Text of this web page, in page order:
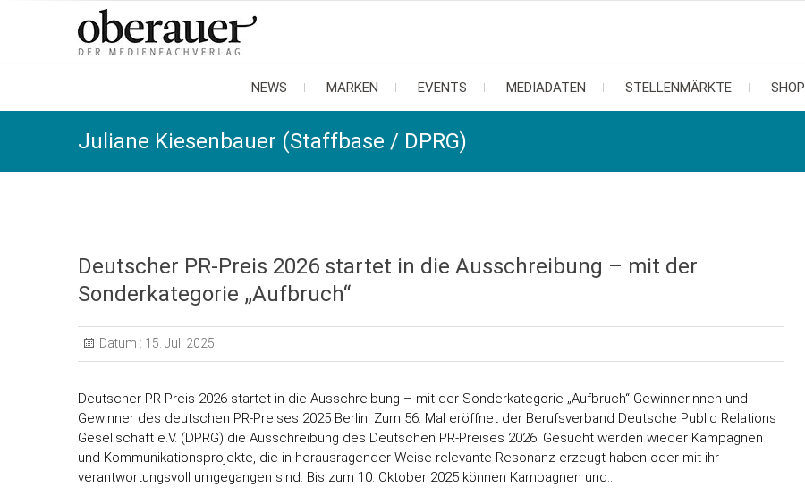
oberauer
der medienfachverlag
NEWS MARKEN EVENTS MEDIADATEN STELLENMÄRKTE SHOP
Juliane Kiesenbauer (Staffbase / DPRG)
Deutscher PR-Preis 2026 startet in die Ausschreibung – mit der
Sonderkategorie „Aufbruch“
Datum : 15. Juli 2025
Deutscher PR-Preis 2026 startet in die Ausschreibung – mit der Sonderkategorie „Aufbruch“ Gewinnerinnen und
Gewinner des deutschen PR-Preises 2025 Berlin. Zum 56. Mal eröffnet der Berufsverband Deutsche Public Relations
Gesellschaft e.V. (DPRG) die Ausschreibung des Deutschen PR-Preises 2026. Gesucht werden wieder Kampagnen
und Kommunikationsprojekte, die in herausragender Weise relevante Resonanz erzeugt haben oder mit ihr
verantwortungsvoll umgegangen sind. Bis zum 10. Oktober 2025 können Kampagnen und…